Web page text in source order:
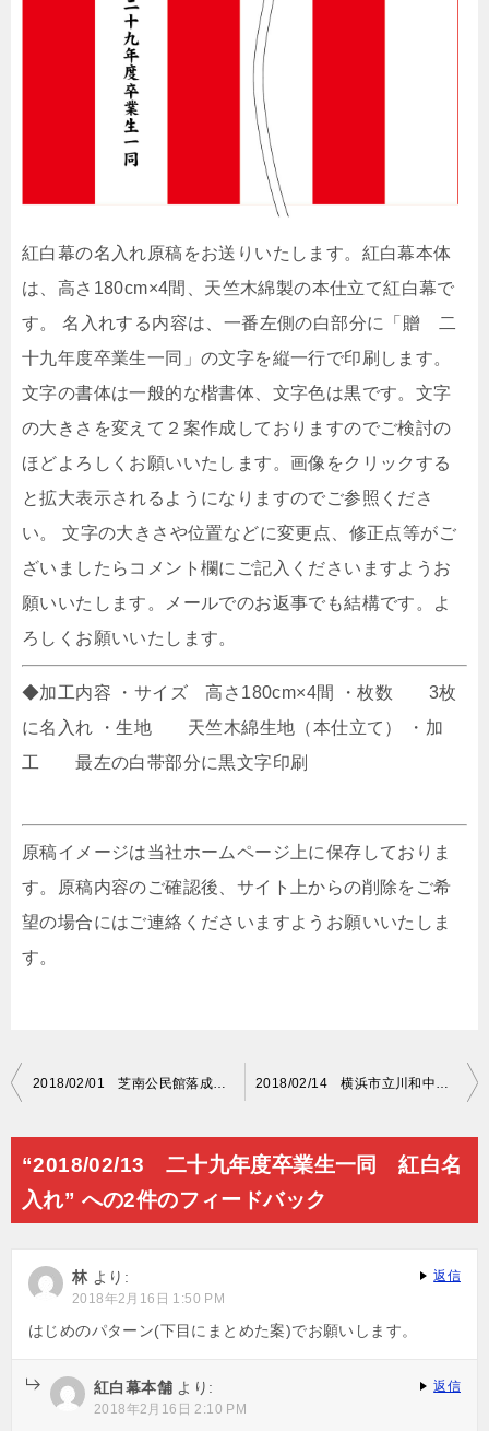
紅白幕の名入れ原稿をお送りいたします。紅白幕本体
は、高さ180cm×4間、天竺木綿製の本仕立て紅白幕で
す。 名入れする内容は、一番左側の白部分に「贈 二
十九年度卒業生一同」の文字を縦一行で印刷します。
文字の書体は一般的な楷書体、文字色は黒です。文字
の大きさを変えて２案作成しておりますのでご検討の
ほどよろしくお願いいたします。画像をクリックする
と拡大表示されるようになりますのでご参照くださ
い。 文字の大きさや位置などに変更点、修正点等がご
ざいましたらコメント欄にご記入くださいますようお
願いいたします。メールでのお返事でも結構です。よ
ろしくお願いいたします。
◆加工内容 ・サイズ 高さ180cm×4間 ・枚数 3枚
に名入れ ・生地 天竺木綿生地（本仕立て） ・加
工 最左の白帯部分に黒文字印刷
原稿イメージは当社ホームページ上に保存しておりま
す。原稿内容のご確認後、サイト上からの削除をご希
望の場合にはご連絡くださいますようお願いいたしま
す。
投
ビ
ゲ
シ
ョ
2018/02/01 芝南公民館落成記念 紅白名入れ 2018/02/14 横浜市立川和中学校 紅白名入れ
“2018/02/13 二十九年度卒業生一同 紅白名
入れ” への2件のフィードバック
林 より:
2018年2月16日 1:50 PM
はじめのパターン(下目にまとめた案)でお願いします。
返信
紅白幕本舗 より:
2018年2月16日 2:10 PM
返信